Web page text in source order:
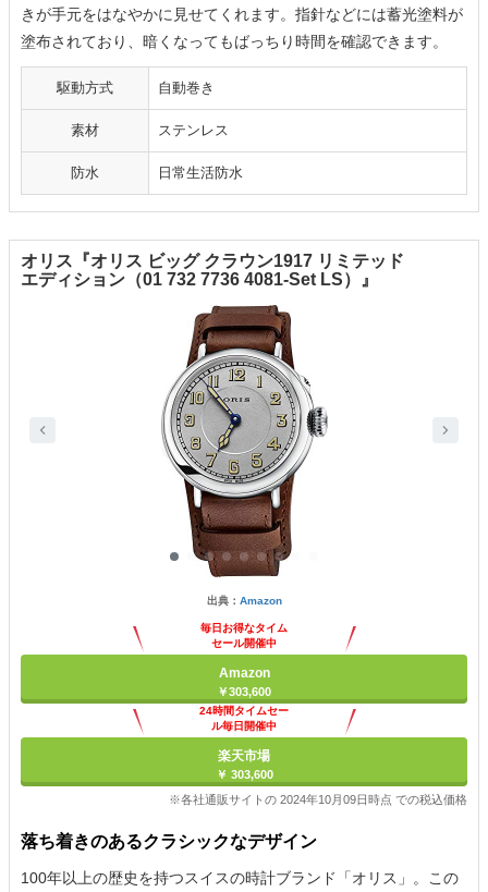
きが手元をはなやかに見せてくれます。指針などには蓄光塗料が
塗布されており、暗くなってもばっちり時間を確認できます。
駆動方式 自動巻き
素材 ステンレス
防水 日常生活防水
オリス『オリス ビッグ クラウン1917 リミテッド
エディション（01 732 7736 4081-Set LS）』
出典： Amazon
毎日お得なタイム
セール開催中
Amazon
￥303,600
24時間タイムセー
ル毎日開催中
楽天市場
￥ 303,600
※各社通販サイトの 2024年10月09日時点 での税込価格
落ち着きのあるクラシックなデザイン
100年以上の歴史を持つスイスの時計ブランド「オリス」。この